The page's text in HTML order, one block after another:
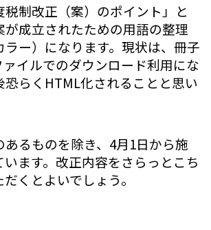
税制改正（案）のポイント」と
が成立されたための用語の整理
ラー）になります。現状は、冊子
ァイルでのダウンロード利用にな
恐らくHTML化されることと思い
あるものを除き、4月1日から施
ます。改正内容をさらっとこち
くとよいでしょう。